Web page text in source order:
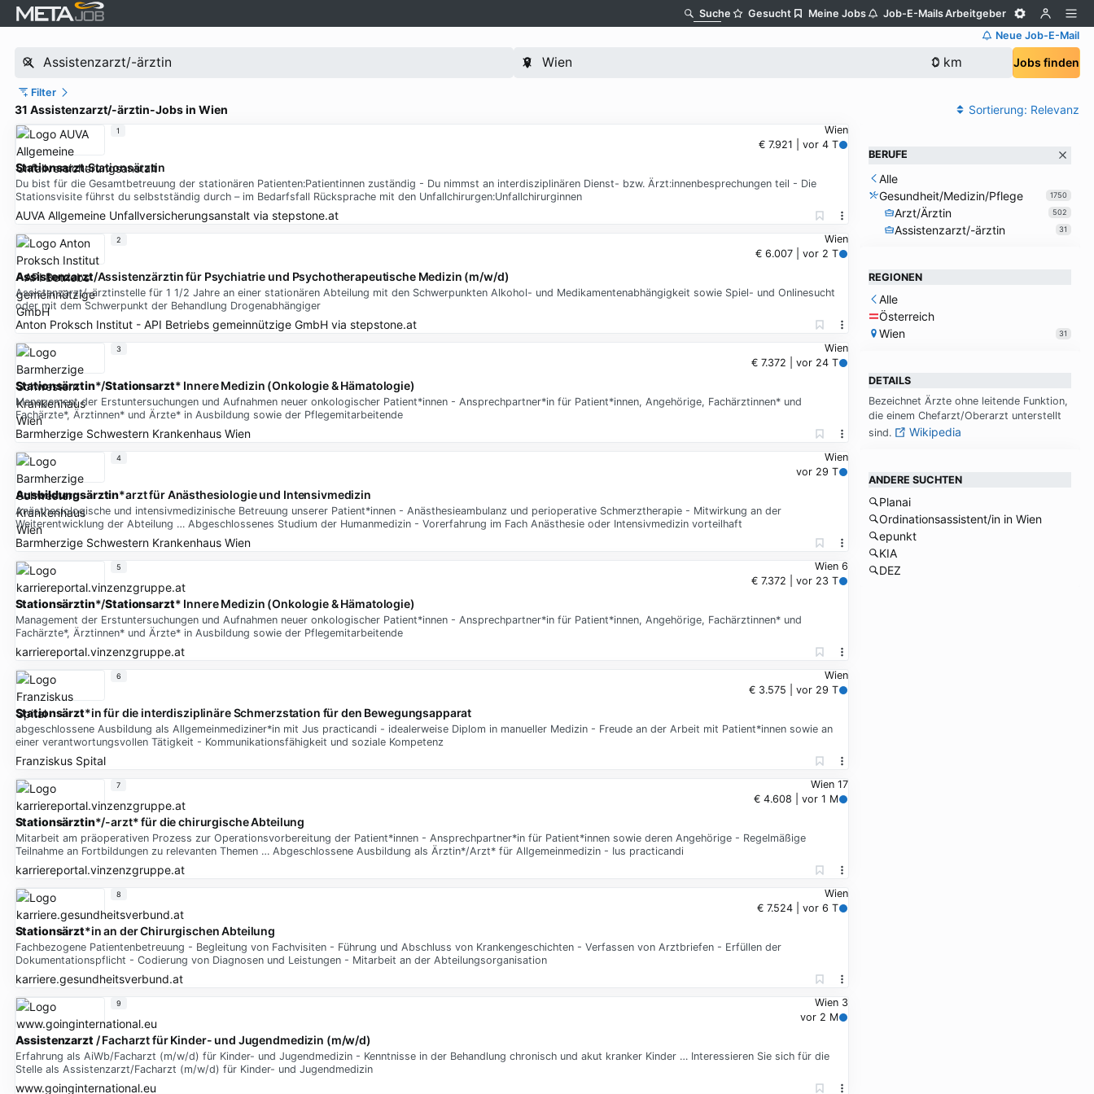
Suche Gesucht Meine Jobs Job-E-MailsArbeitgeber
Neue Job-E-Mail
Jobs finden
Filter
31 Assistenzarzt/-ärztin-Jobs in Wien Sortierung: Relevanz
Wien
€ 7.921 | vor 4 T
Stationsarzt:Stationsärztin
Du bist für die Gesamtbetreuung der stationären Patienten:Patientinnen zuständig - Du nimmst an interdisziplinären Dienst- bzw. Ärzt:innenbesprechungen teil - Die
Stationsvisite führst du selbstständig durch – im Bedarfsfall Rücksprache mit den Unfallchirurgen:Unfallchirurginnen
AUVA Allgemeine Unfallversicherungsanstaltvia stepstone.at
1
Wien
€ 6.007 | vor 2 T
Assistenzarzt/Assistenzärztin für Psychiatrie und Psychotherapeutische Medizin (m/w/d)
Assistenzarzt/-ärztinstelle für 1 1/2 Jahre an einer stationären Abteilung mit den Schwerpunkten Alkohol- und Medikamentenabhängigkeit sowie Spiel- und Onlinesucht
oder mit dem Schwerpunkt der Behandlung Drogenabhängiger
Anton Proksch Institut - API Betriebs gemeinnützige GmbHvia stepstone.at
2
Wien
€ 7.372 | vor 24 T
Stationsärztin*/Stationsarzt* Innere Medizin (Onkologie & Hämatologie)
Management der Erstuntersuchungen und Aufnahmen neuer onkologischer Patient*innen - Ansprechpartner*in für Patient*innen, Angehörige, Fachärztinnen* und
Fachärzte*, Ärztinnen* und Ärzte* in Ausbildung sowie der Pflegemitarbeitende
Barmherzige Schwestern Krankenhaus Wien
3
Wien
vor 29 T
Ausbildungsärztin*arzt für Anästhesiologie und Intensivmedizin
Anästhesiologische und intensivmedizinische Betreuung unserer Patient*innen - Anästhesieambulanz und perioperative Schmerztherapie - Mitwirkung an der
Weiterentwicklung der Abteilung … Abgeschlossenes Studium der Humanmedizin - Vorerfahrung im Fach Anästhesie oder Intensivmedizin vorteilhaft
Barmherzige Schwestern Krankenhaus Wien
4
Wien 6
€ 7.372 | vor 23 T
Stationsärztin*/Stationsarzt* Innere Medizin (Onkologie & Hämatologie)
Management der Erstuntersuchungen und Aufnahmen neuer onkologischer Patient*innen - Ansprechpartner*in für Patient*innen, Angehörige, Fachärztinnen* und
Fachärzte*, Ärztinnen* und Ärzte* in Ausbildung sowie der Pflegemitarbeitende
karriereportal.vinzenzgruppe.at
5
Wien
€ 3.575 | vor 29 T
Stationsärzt*in für die interdisziplinäre Schmerzstation für den Bewegungsapparat
abgeschlossene Ausbildung als Allgemeinmediziner*in mit Jus practicandi - idealerweise Diplom in manueller Medizin - Freude an der Arbeit mit Patient*innen sowie an
einer verantwortungsvollen Tätigkeit - Kommunikationsfähigkeit und soziale Kompetenz
Franziskus Spital
6
Wien 17
€ 4.608 | vor 1 M
Stationsärztin*/-arzt* für die chirurgische Abteilung
Mitarbeit am präoperativen Prozess zur Operationsvorbereitung der Patient*innen - Ansprechpartner*in für Patient*innen sowie deren Angehörige - Regelmäßige
Teilnahme an Fortbildungen zu relevanten Themen … Abgeschlossene Ausbildung als Ärztin*/Arzt* für Allgemeinmedizin - Ius practicandi
karriereportal.vinzenzgruppe.at
7
Wien
€ 7.524 | vor 6 T
Stationsärzt*in an der Chirurgischen Abteilung
Fachbezogene Patientenbetreuung - Begleitung von Fachvisiten - Führung und Abschluss von Krankengeschichten - Verfassen von Arztbriefen - Erfüllen der
Dokumentationspflicht - Codierung von Diagnosen und Leistungen - Mitarbeit an der Abteilungsorganisation
karriere.gesundheitsverbund.at
8
Wien 3
vor 2 M
Assistenzarzt / Facharzt für Kinder- und Jugendmedizin (m/w/d)
Erfahrung als AiWb/Facharzt (m/w/d) für Kinder- und Jugendmedizin - Kenntnisse in der Behandlung chronisch und akut kranker Kinder … Interessieren Sie sich für die
Stelle als Assistenzarzt/Facharzt (m/w/d) für Kinder- und Jugendmedizin
www.goinginternational.eu
9
BERUFE
Alle
Gesundheit/Medizin/Pflege
1750
Arzt/Ärztin 502
Assistenzarzt/-ärztin 31
REGIONEN
Alle
Österreich
Wien
31
DETAILS
Be­zeich­net Ärz­te oh­ne lei­ten­de Funk­ti­on,
die ei­nem Chef­arzt/Ober­arzt un­ter­stellt
sind.
Wikipedia
ANDERE SUCHTEN
Planai
Ordinationsassistent/in in Wien
epunkt
KIA
DEZ